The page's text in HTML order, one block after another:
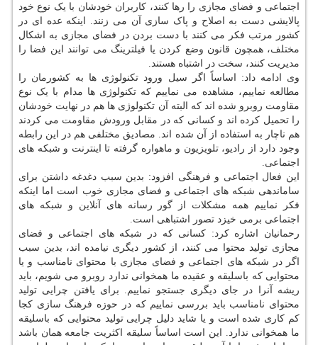
اجتماعی و فضای مجازی را رها کنند، کاربران خودشان با یک نوع خود
پالایشی دست به اصلاح و پاک سازی آن می زنند. اینکه عده ای در
کشور مرتب فکر می کنند با دست بردن در فضای مجازی به اشکال
مختلف، همچون قانون وضع کردن یا فیلترینگ می توانند این فضا را
مدیریت کنند، سخت در اشتباه هستند.
وی ادامه داد: اساساً اگر سیل ورود تکنولوژی ها به کشورمان را
مطالعه نماییم، مشاهده می نماییم که تکنولوژی ها مدام با یک نوع
مقاومت روبرو شده اند که البته آن تکنولوژی ها هم در نهایت خودشان
را تحمیل کرده اند و کسانی که در مقابل ورودش مقاومت می کردند
هم ناچار به استفاده از آن شده اند. مصادیق مختلفی هم در این رابطه
وجود دارد از رادیو، تلویزیون و ماهواره گرفته تا اینترنت و شبکه های
اجتماعی.
این فعال اجتماعی و فرهنگی افزود: بدین سبب دغدغه داشتن برای
ساماندهی شبکه های اجتماعی و فضای مجازی خوب است اما اینکه
فکر نماییم همه مشکلات از گور رسانه های آنلاین و شبکه های
اجتماعی برمی خیزد تصور اشتباهی است.
رحمانیان اشاره کرد: کسانی که در شبکه های اجتماعی و فضای
مجازی تولید محتوا می کنند، از کشور دیگری نیامده اند، بدین سبب
اگر در شبکه های اجتماعی و فضای مجازی با محتوای نامناسب و یا
محتوایی که باسلیقه و عقیده ما همخوانی ندارد روبرو می شویم، باید
ریشه آنرا در جای دیگری جستجو نماییم. برای یافتن چرایی تولید
محتوای نامناسب باید بررسی نماییم که در حوزه فرهنگ سازی کجا
کم کاری شده است و یا شاید دلیل چرایی تولید محتوایی که باسلیقه
ما همخوانی ندارد. این است اساساً سلیقه اکثریت جامعه همان باشد